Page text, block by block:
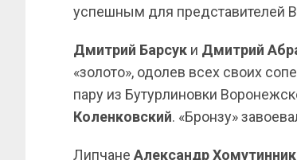
успешным для представителей
Дмитрий Барсук и Дмитрий
«золото», одолев всех своих
пару из Бутурлиновки
Коленковский. «Бронзу»
Липчане Александр